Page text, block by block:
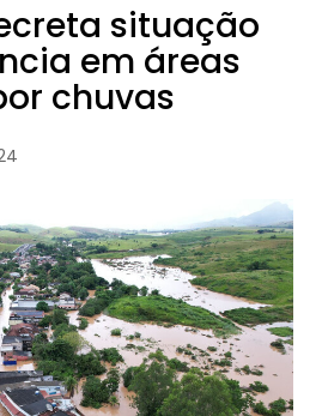
situação
em áreas
chuvas